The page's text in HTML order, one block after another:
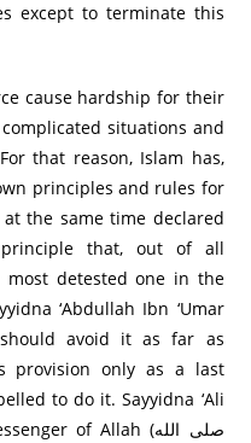
except to terminate this
cause hardship for their
situations and
that reason, Islam has,
principles and rules for
the same time declared
that, out of all
most detested one in the
‘Abdullah Ibn ‘Umar
provision only as a last
to do it. Sayyidna ‘Ali